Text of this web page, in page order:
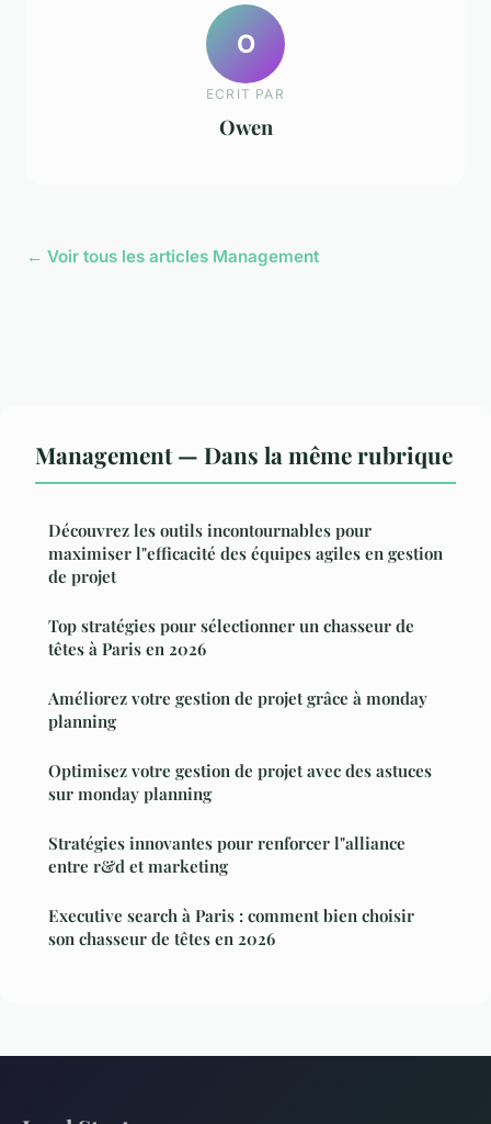
O
ECRIT PAR
Owen
← Voir tous les articles Management
Management — Dans la même rubrique
Découvrez les outils incontournables pour
maximiser l"efficacité des équipes agiles en gestion
de projet
Top stratégies pour sélectionner un chasseur de
têtes à Paris en 2026
Améliorez votre gestion de projet grâce à monday
planning
Optimisez votre gestion de projet avec des astuces
sur monday planning
Stratégies innovantes pour renforcer l"alliance
entre r&d et marketing
Executive search à Paris : comment bien choisir
son chasseur de têtes en 2026